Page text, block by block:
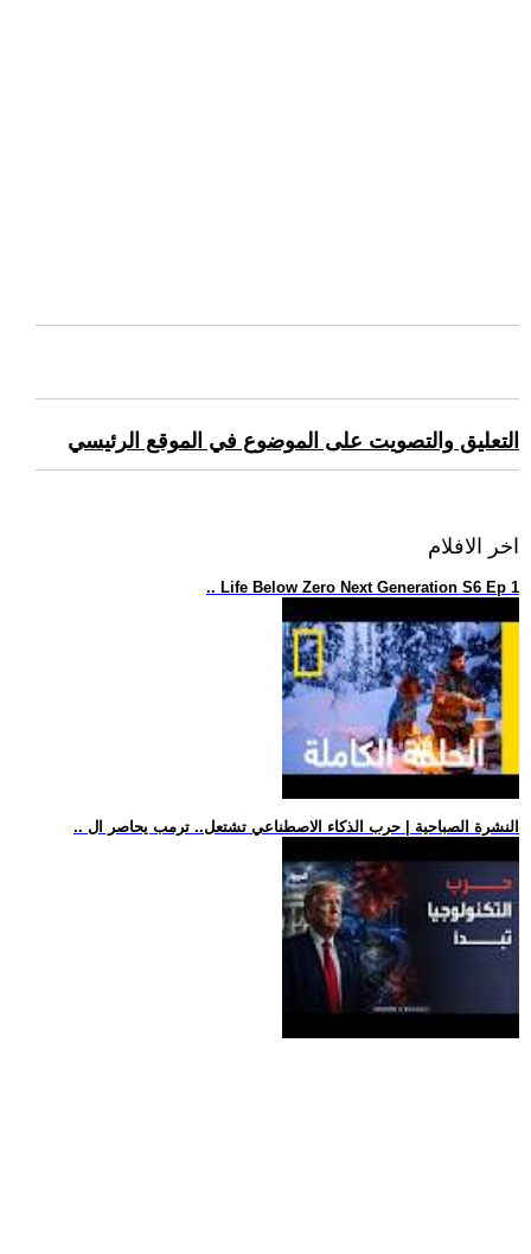
التعليق والتصويت على الموضوع في الموقع الرئيسي
اخر الافلام
.. Life Below Zero Next Generation S6 Ep 1
.. النشرة الصباحية | حرب الذكاء الاصطناعي تشتعل.. ترمب يحاصر ال